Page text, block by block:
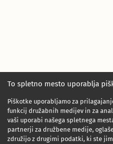
To spletno mesto uporablja
Piškotke uporabljamo za
funkcij družabnih medijev in za
vaši uporabi našega spletnega
partnerji za družbene medije,
združijo z drugimi podatki, ki ste